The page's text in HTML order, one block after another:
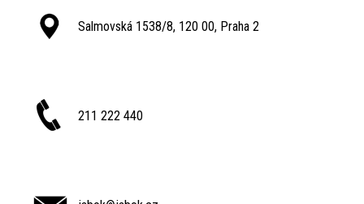
Salmovská 1538/8, 120 00, Praha 2
211 222 440